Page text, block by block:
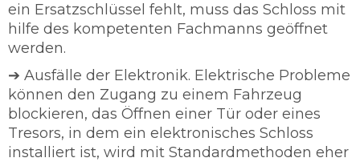
ein Ersatzschlüssel fehlt, muss das Schloss mit
hilfe des kompetenten Fachmanns geöffnet
werden.
➔ Ausfälle der Elektronik. Elektrische Probleme
können den Zugang zu einem Fahrzeug
blockieren, das Öffnen einer Tür oder eines
Tresors, in dem ein elektronisches Schloss
installiert ist, wird mit Standardmethoden eher